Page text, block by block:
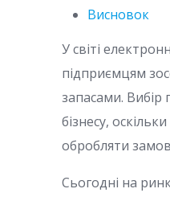
Висновок
У світі
підприємцям
запасами.
бізнесу,
обробляти
Сьогодні на